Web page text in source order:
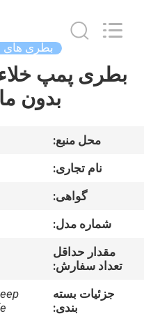
خانه
درباره
کارخانه
کنترل
Haojin
Plastic
Reserved.
بطری های
بدون
محل منبع:
نام تجاری:
گواهی:
شماره مدل:
مقدار حداقل
تعداد سفارش:
جزئیات بسته
بندی: